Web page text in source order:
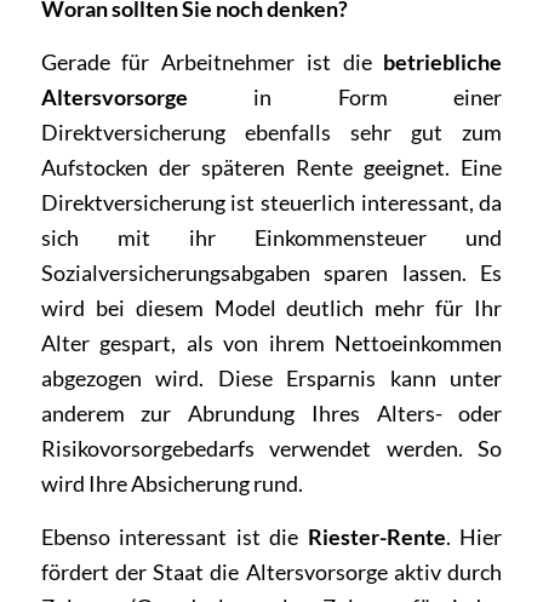
Woran sollten Sie noch denken?
Gerade für Arbeitnehmer ist die betriebliche
Altersvorsorge in Form einer
Direktversicherung ebenfalls sehr gut zum
Aufstocken der späteren Rente geeignet. Eine
Direktversicherung ist steuerlich interessant, da
sich mit ihr Einkommensteuer und
Sozialversicherungsabgaben sparen lassen. Es
wird bei diesem Model deutlich mehr für Ihr
Alter gespart, als von ihrem Nettoeinkommen
abgezogen wird. Diese Ersparnis kann unter
anderem zur Abrundung Ihres Alters- oder
Risikovorsorgebedarfs verwendet werden. So
wird Ihre Absicherung rund.
Ebenso interessant ist die Riester-Rente. Hier
fördert der Staat die Altersvorsorge aktiv durch